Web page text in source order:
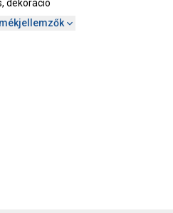
dekoráció